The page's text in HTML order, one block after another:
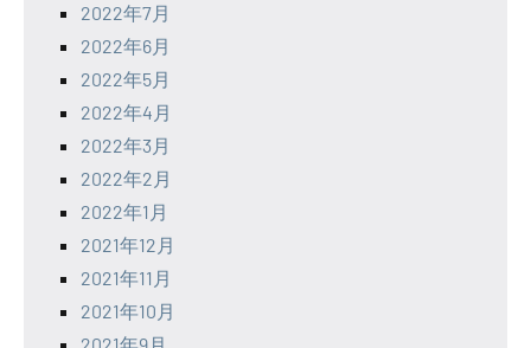
2022年7月
2022年6月
2022年5月
2022年4月
2022年3月
2022年2月
2022年1月
2021年12月
2021年11月
2021年10月